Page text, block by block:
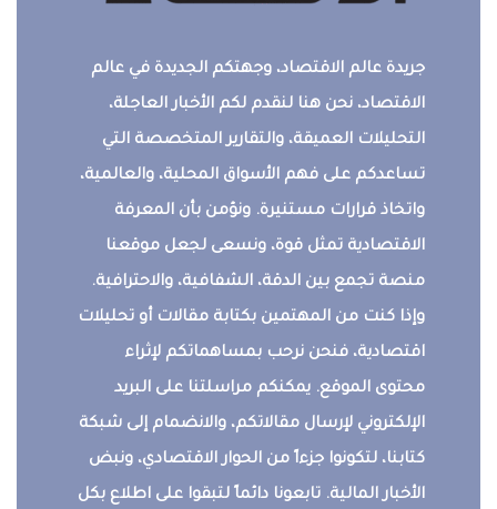
جريدة عالم الاقتصاد، وجهتكم الجديدة في عالم
الاقتصاد، نحن هنا لنقدم لكم الأخبار العاجلة،
التحليلات العميقة، والتقارير المتخصصة التي
تساعدكم على فهم الأسواق المحلية، والعالمية،
واتخاذ قرارات مستنيرة. ونؤمن بأن المعرفة
الاقتصادية تمثل قوة، ونسعى لجعل موقعنا
منصة تجمع بين الدقة، الشفافية، والاحترافية.
وإذا كنت من المهتمين بكتابة مقالات أو تحليلات
اقتصادية، فنحن نرحب بمساهماتكم لإثراء
محتوى الموقع. يمكنكم مراسلتنا على البريد
الإلكتروني لإرسال مقالاتكم، والانضمام إلى شبكة
كتابنا، لتكونوا جزءاً من الحوار الاقتصادي، ونبض
الأخبار المالية. تابعونا دائماً لتبقوا على اطلاع بكل